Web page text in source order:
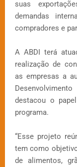
suas
demandas
compradores e
A ABDI terá
realização de
as empresas a
destacou o
programa.
“Esse projeto
tem como
de alimentos,